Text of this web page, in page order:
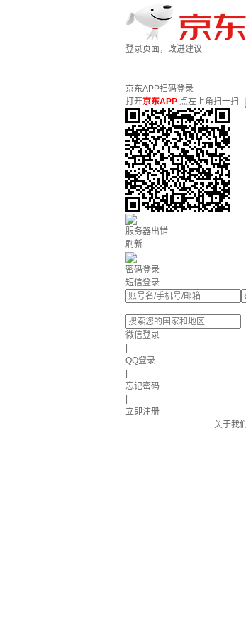
登录页面，改进建议
京东APP扫码登录
打开京东APP 点左上角扫一扫
服务器出错
刷新
密码登录
短信登录
微信登录
QQ登录
忘记密码
立即注册
关于我们